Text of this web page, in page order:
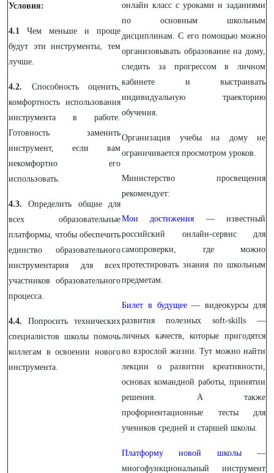
Условия:
4.1 Чем меньше и проще
будут эти инструменты, тем
лучше.
4.2. Способность оценить,
комфортность использования
инструмента в работе.
Готовность заменить
инструмент, если вам
некомфортно его
использовать.
4.3. Определить общие для
всех образовательные
платформы, чтобы обеспечить
единство образовательного
инструментария для всех
участников образовательного
процесса.
4.4. Попросить технических
специалистов школы помочь
коллегам в освоении нового
инструмента.
онлайн класс с уроками и заданиями
по основным школьным
дисциплинам. С его помощью можно
организовывать образование на дому,
следить за прогрессом в личном
кабинете и выстраивать
индивидуальную траекторию
обучения.
Организация учебы на дому не
ограничивается просмотром уроков.
Министерство просвещения
рекомендует:
Мои достижения — известный
российский онлайн-сервис для
самопроверки, где можно
протестировать знания по школьным
предметам.
Билет в будущее— видеокурсы для
развития полезных soft-skills —
личных качеств, которые пригодятся
во взрослой жизни. Тут можно найти
лекции о развитии креативности,
основах командной работы, принятии
решения. А также
профориентационные тесты для
учеников средней и старшей школы.
Платформу новой школы—
многофункциональный инструмент